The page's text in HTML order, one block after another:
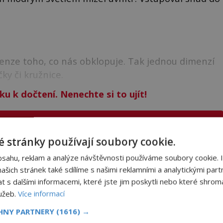
toho, co nás obklopuje. Tak jednou dimenzí
či kružnice.
k dočtení. Nenechte si to ujít!
našímPremiumčtenářem aodemknětesi tento
itisícedalšíchskvělých článků.
nás obdržíte i celou řadu
stránky používají soubory cookie.
reklam a analýze návštěvnosti používáme soubory cookie.
stránek také sdílíme s našimi reklamními a analytickými
s dalšími informacemi, které jste jim poskytli nebo které
Více informací
PARTNERY (1616) →